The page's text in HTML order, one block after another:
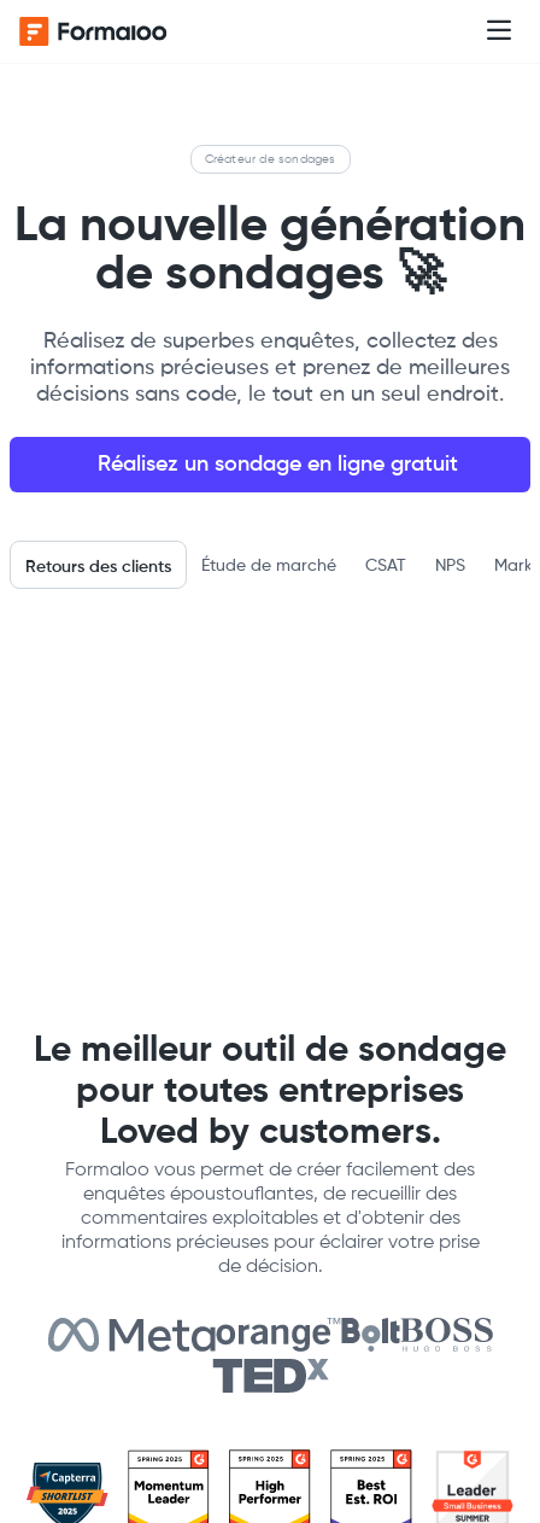
Créateur de sondages
La nouvelle génération
de sondages 🚀
Réalisez de superbes enquêtes, collectez des
informations précieuses et prenez de meilleures
décisions sans code, le tout en un seul endroit.
Réalisez un sondage en ligne gratuit
Retours des clients Étude de marché CSAT NPS
Le meilleur outil de sondage
pour toutes entreprises
Loved by customers.
Formaloo vous permet de créer facilement des
enquêtes époustouflantes, de recueillir des
commentaires exploitables et d'obtenir des
informations précieuses pour éclairer votre prise
de décision.